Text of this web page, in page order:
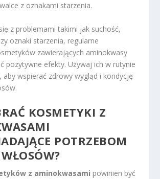
z oznakami starzenia.
z problemami takimi jak suchość,
oznaki starzenia, regularne
zawierających aminokwasy
pozytywne efekty. Używaj ich w rutynie
aby wspierać zdrowy wygląd i kondycję
KOSMETYKI Z
POTRZEBOM
z aminokwasami powinien być